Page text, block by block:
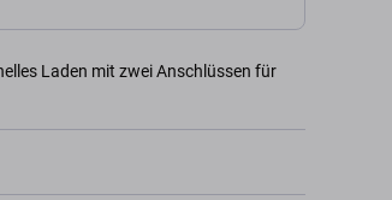
Laden mit zwei Anschlüssen für